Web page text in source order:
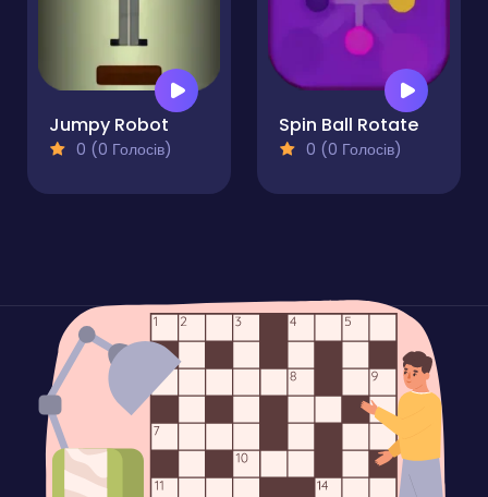
Jumpy Robot
0 (0 Голосів)
Spin Ball Rotate
0 (0 Голосів)